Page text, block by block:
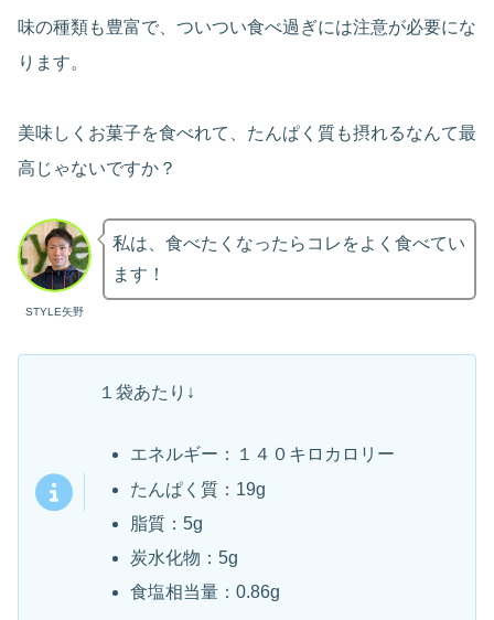
味の種類も豊富で、ついつい食べ過ぎには注意が必要にな
ります。
美味しくお菓子を食べれて、たんぱく質も摂れるなんて最
高じゃないですか？
STYLE矢野
私は、食べたくなったらコレをよく食べてい
ます！
１袋あたり↓
エネルギー：１４０キロカロリー
たんぱく質：19g
脂質：5g
炭水化物：5g
食塩相当量：0.86g